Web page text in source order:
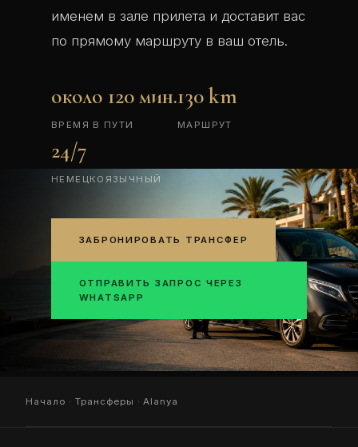
именем в зале прилета и доставит вас
по прямому маршруту в ваш отель.
около 120 мин.
ВРЕМЯ В ПУТИ
130 km
МАРШРУТ
24/7
НЕМЕЦКОЯЗЫЧНЫЙ
ЗАБРОНИРОВАТЬ ТРАНСФЕР
ОТПРАВИТЬ ЗАПРОС ЧЕРЕЗ
WHATSAPP
Начало ·Трансферы · Alanya